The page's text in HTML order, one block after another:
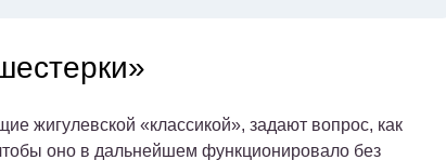
жигулевской «классикой», задают вопрос, как
оно в дальнейшем функционировало без